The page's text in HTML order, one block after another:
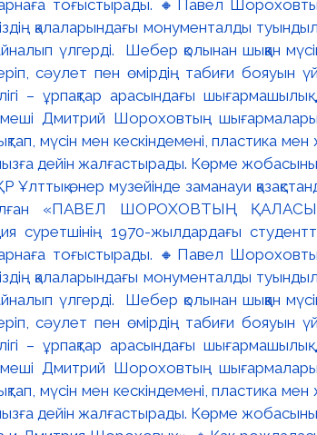
өнер музейінде заманауи
«ПАВЕЛ ШОРОХОВТЫҢ ҚАЛАСЫ
суретшінің 1970-жылдардағы
тоғыстырады. 🔸Павел
қалаларындағы монументалды
үлгерді. Шебер қолынан шыққан
сәулет пен өмірдің табиғи бояуын
– ұрпақтар арасындағы
Дмитрий Шороховтың
мүсін мен кескіндемені, пластика
дейін жалғастырады. Көрме